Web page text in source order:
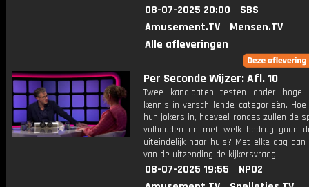
08-07-2025 20:00
SBS
Amusement.TV
Mensen.TV
Alle afleveringen
Per Seconde Wijzer: Afl. 10
Twee kandidaten testen onder hoge
kennis in verschillende categorieën.
hun jokers in, hoeveel rondes zullen de
volhouden en met welk bedrag gaan
uiteindelijk naar huis? Met elke dag
van de uitzending de kijkersvraag.
08-07-2025 19:55
NPO2